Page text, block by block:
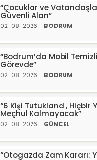
“Çocuklar ve
Güvenli Alan”
02-08-2026 - BODRUM
“Bodrum’da Mobil
Görevde”
02-08-2026 - BODRUM
“6 Kişi Tutuklandı, Hiçbir
Meçhul Kalmayacak”
02-08-2026 - GÜNCEL
“Otogazda Zam Kararı: